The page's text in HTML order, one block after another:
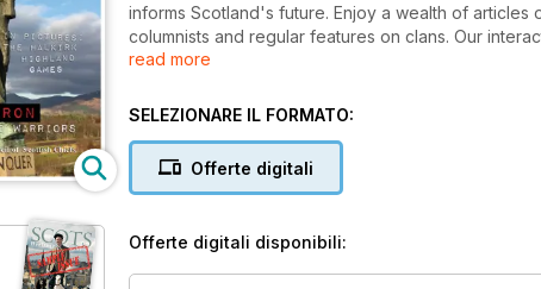
informs Scotland's future. Enjoy a wealth of
columnists and regular features on clans. Our
Heritage Magazine is the official magazine of the
When you download Scots Heritage, you will
content – such as book extracts, music clips, video
read more
SELEZIONARE IL FORMATO:
Offerte digitali
Offerte digitali disponibili: